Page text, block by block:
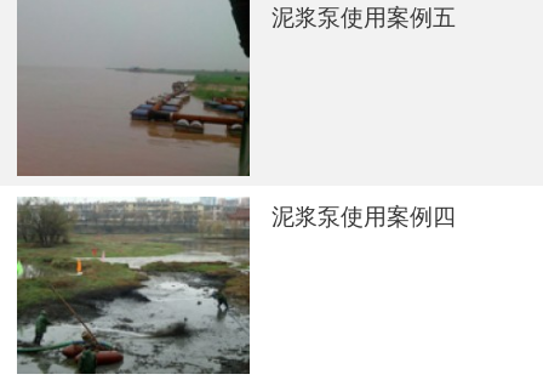
泥浆泵使用案例五
泥浆泵使用案例四